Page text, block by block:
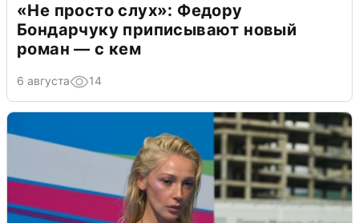
«Не просто слух»: Федору
Бондарчуку приписывают новый
роман — с кем
6 августа 14